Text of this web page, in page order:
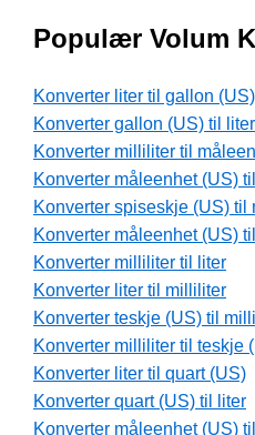
Populær Volum
Konverter liter til gallon (US)
Konverter gallon (US) til liter
Konverter milliliter til
Konverter måleenhet (US)
Konverter spiseskje (US) til
Konverter måleenhet (US)
Konverter milliliter til liter
Konverter liter til milliliter
Konverter teskje (US) til
Konverter milliliter til teskje
Konverter liter til quart (US)
Konverter quart (US) til liter
Konverter måleenhet (US)